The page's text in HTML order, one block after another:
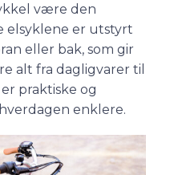
være den
elsyklene er utstyrt
eller bak, som gir
alt fra dagligvarer til
praktiske og
enklere.